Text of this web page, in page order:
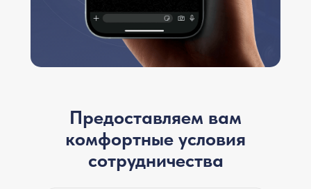
Предоставляем вам
комфортные условия
сотрудничества